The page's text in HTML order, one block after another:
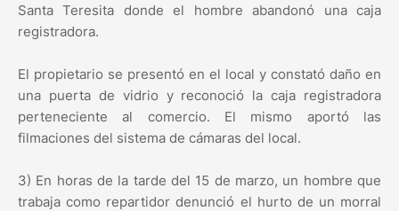
Santa Teresita donde el hombre abandonó una caja
registradora.
El propietario se presentó en el local y constató daño en
una puerta de vidrio y reconoció la caja registradora
perteneciente al comercio. El mismo aportó las
filmaciones del sistema de cámaras del local.
3) En horas de la tarde del 15 de marzo, un hombre que
trabaja como repartidor denunció el hurto de un morral